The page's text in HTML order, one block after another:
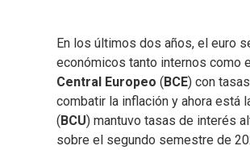
En los últimos dos años, el euro
económicos tanto internos como
Central Europeo ( BCE) con
combatir la inflación y ahora está
( BCU) mantuvo tasas de interés
sobre el segundo semestre de